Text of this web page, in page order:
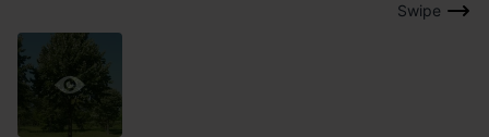
Swipe